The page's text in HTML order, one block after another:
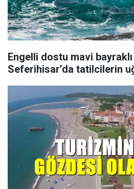
Engelli dostu mavi
Seferihisar’da tatilcilerin